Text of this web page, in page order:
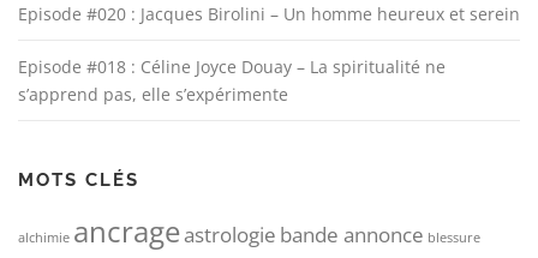
Episode #020 : Jacques Birolini – Un homme heureux et serein
Episode #018 : Céline Joyce Douay – La spiritualité ne
s’apprend pas, elle s’expérimente
MOTS CLÉS
alchimie ancrageastrologie bande annonce blessure